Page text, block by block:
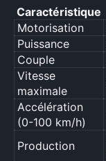
Caractéristique
Motorisation
Puissance
Couple
Vitesse
maximale
Accélération
(0-100 km/h)
Production